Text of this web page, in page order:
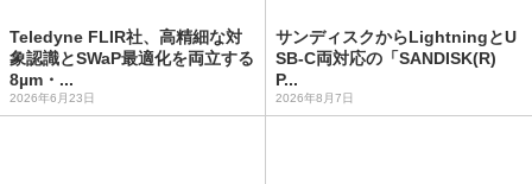
Teledyne FLIR社、高精細な対
象認識とSWaP最適化を両立する
8µm・...
2026年6月23日
サンディスクからLightningとU
SB-C両対応の「SANDISK(R)
P...
2026年8月7日